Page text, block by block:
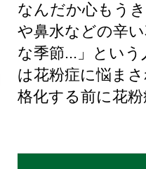
なんだか心もう
や鼻水などの辛
な季節...」とい
は花粉症に悩ま
格化する前に花